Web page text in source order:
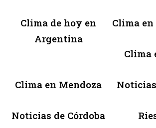
Clima de hoy en
Argentina
Clima
Clima
Clima en Mendoza
Noticias de Córdoba